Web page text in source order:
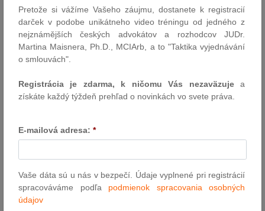
15. januára (TASR) - Opisovanie posudkov k stimulom nie je
možné, hodnotitelia pracujú v elektronickom systéme pod svojimi
loginmi. Uviedlo Ministerstvo školstva, vedy, výskumu a športu
(MŠVVaŠ) SR v reakcii na vyjadrenia poslanca Národnej rady SR
za SaS Branislava Gröhlinga. Ten tvrdí, že viaceré posudky k
zdá, že sú odkopírované.
15. januára (TASR) – Minister zahraničných vecí a európskych
utorok v Kyjeve predovšetkým o možnostiach na dosiahnutie
odblokovania politického procesu v rámci ukrajinského konfliktu,
ako aj o spôsoboch na zmiernenie utrpenia ľudí, ktorí sú týmto
konfliktom zasiahnutí. V pozícii úradujúceho predsedu
Pretože si vážíme Vašeho záujmu, dostanete k registracií
darček v podobe unikátneho video tréningu od jedného z
nejznámějších českých advokátov a rozhodcov JUDr.
Martina Maisnera, Ph.D., MCIArb, a to "Taktika vyjednávání
o smlouvách".
Registrácia je zdarma, k ničomu Vás nezaväzujea
získáte každý týždeň prehľad o novinkách vo svete práva.
E-mailová adresa: *
Vaše dáta sú u nás v bezpečí. Údaje vyplnené pri registrácií
spracováváme podľa podmienok spracovania osobných
údajov